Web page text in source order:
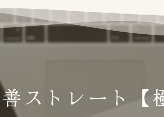
ストレート【